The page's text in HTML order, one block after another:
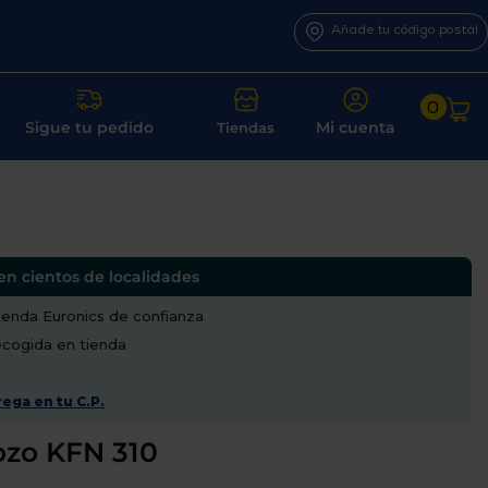
Añade tu código postal
Sigue tu pedido Tiendas Mi cuenta
0
cientos de localidades
Euronics de confianza
en tienda
en tu C.P.
KFN 310